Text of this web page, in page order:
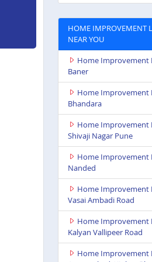
HOME IMPROVEMENT
NEAR YOU
Home Improvement
Baner
Home Improvement
Bhandara
Home Improvement
Shivaji Nagar Pune
Home Improvement
Nanded
Home Improvement
Vasai Ambadi Road
Home Improvement
Kalyan Vallipeer Road
Home Improvement